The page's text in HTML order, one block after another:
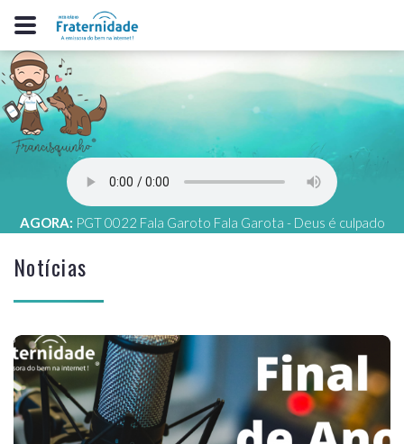
AGORA: PGT 0022 Fala Garoto Fala Garota - Deus é culpado
Notícias